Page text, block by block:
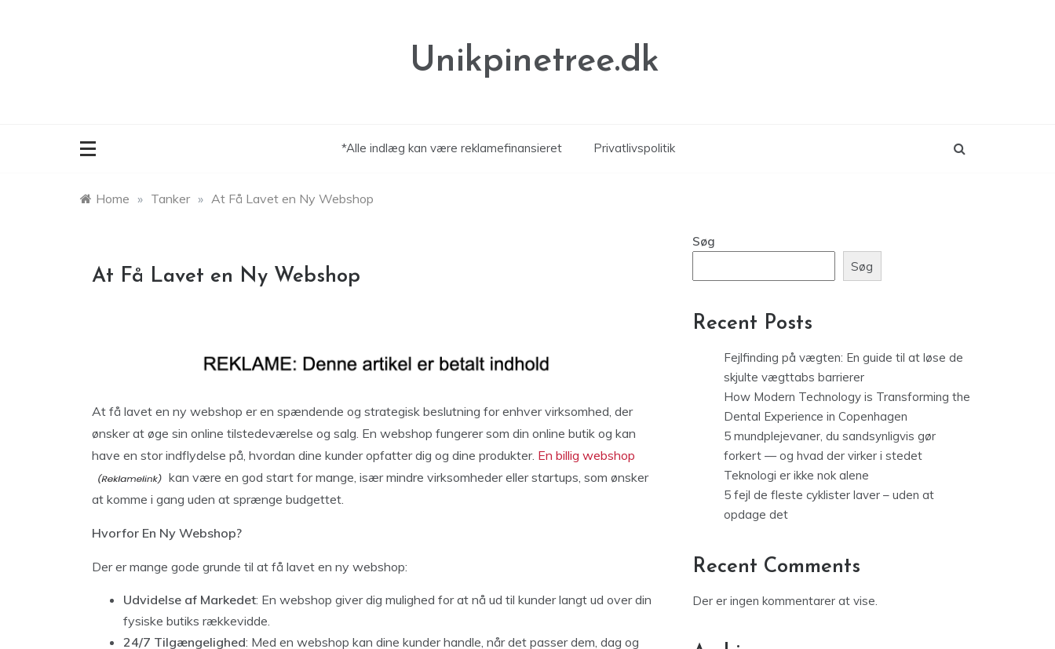
Unikpinetree.dk
*Alle indlæg kan være reklamefinansieret Privatlivspolitik
Home » Tanker » At Få Lavet en Ny Webshop
At Få Lavet en Ny Webshop
At få lavet en ny webshop er en spændende og strategisk beslutning for enhver virksomhed, der
ønsker at øge sin online tilstedeværelse og salg. En webshop fungerer som din online butik og kan
have en stor indflydelse på, hvordan dine kunder opfatter dig og dine produkter. En billig webshop
kan være en god start for mange, især mindre virksomheder eller startups, som ønsker
at komme i gang uden at sprænge budgettet.
Hvorfor En Ny Webshop?
Der er mange gode grunde til at få lavet en ny webshop:
Udvidelse af Markedet: En webshop giver dig mulighed for at nå ud til kunder langt ud over din
fysiske butiks rækkevidde.
24/7 Tilgængelighed: Med en webshop kan dine kunder handle, når det passer dem, dag og
Søg
Søg
Recent Posts
Fejlfinding på vægten: En guide til at løse de
skjulte vægttabs barrierer
How Modern Technology is Transforming the
Dental Experience in Copenhagen
5 mundplejevaner, du sandsynligvis gør
forkert — og hvad der virker i stedet
Teknologi er ikke nok alene
5 fejl de fleste cyklister laver – uden at
opdage det
Recent Comments
Der er ingen kommentarer at vise.